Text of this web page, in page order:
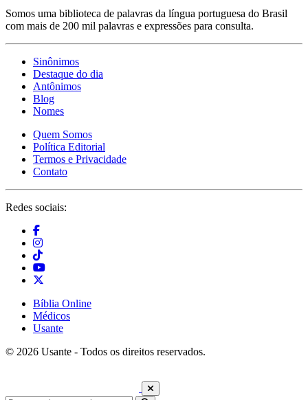
Somos uma biblioteca de palavras da língua portuguesa do Brasil
com mais de 200 mil palavras e expressões para consulta.
Sinônimos
Destaque do dia
Antônimos
Blog
Nomes
Quem Somos
Política Editorial
Termos e Privacidade
Contato
Redes sociais:
Bíblia Online
Médicos
Usante
© 2026 Usante - Todos os direitos reservados.